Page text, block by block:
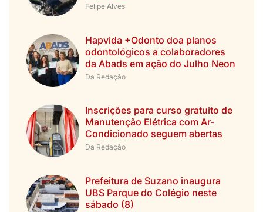
Felipe Alves
Hapvida +Odonto doa planos
odontológicos a colaboradores
da Abads em ação do Julho Neon
Da Redação
Inscrições para curso gratuito de
Manutenção Elétrica com Ar-
Condicionado seguem abertas
Da Redação
Prefeitura de Suzano inaugura
UBS Parque do Colégio neste
sábado (8)